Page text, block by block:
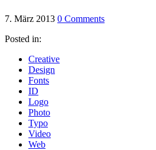
7. März 2013 0 Comments
Posted in:
Creative
Design
Fonts
ID
Logo
Photo
Typo
Video
Web